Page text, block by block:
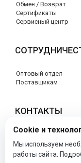
Обмен / Возврат
Сертификаты
Сервисный центр
Оптовый отдел
Поставщикам
КОНТАКТЫ
8 (800) 707-17-56
info@peg-perego-
Cookie и
Мы используем
работы сайта.